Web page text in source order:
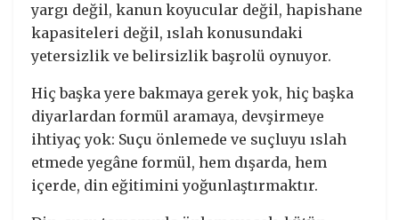
yargı değil, kanun koyucular değil, hapishane
kapasiteleri değil, ıslah konusundaki
yetersizlik ve belirsizlik başrolü oynuyor.
Hiç başka yere bakmaya gerek yok, hiç başka
diyarlardan formül aramaya, devşirmeye
ihtiyaç yok: Suçu önlemede ve suçluyu ıslah
etmede yegâne formül, hem dışarda, hem
içerde, din eğitimini yoğunlaştırmaktır.